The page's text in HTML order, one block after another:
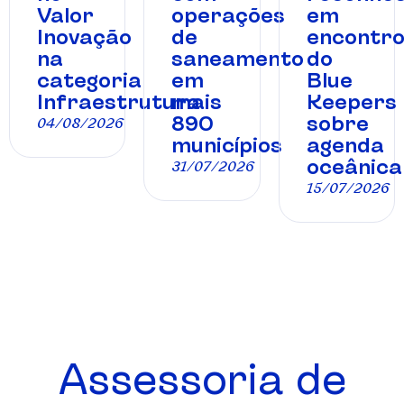
Valor
Inovação
na
categoria
Infraestrutura
04/08/2026
operações
de
saneamento
em
mais
890
municípios
31/07/2026
em
encontro
do
Blue
Keepers
sobre
agenda
oceânica
15/07/2026
Assessoria de